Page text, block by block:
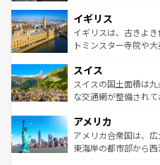
いる。シャンパンの発
香り高いラベンダー
らに、パリ以外の地
れる地方に足を運ぶ
きるだろう
を参照してほしい。
顔を持つこの国は、ど
ルリンの文化的活気
してライン川沿いの
は、お酒好きな人にはぜひ体
ドイツ情報はコンテ
イギリス
イギリスは、古きよ
トミンスター寺院や
リアごとに異なる魅
ティー、ビール好き
戦など、本場だから
ンツ一覧を参照してほ
スイス
スイスの国土面積は
な交通網が整備され
の建物がそのまま残る
博物館もあり、アルプ
ことができる。国民
アメリカ
アメリカ合衆国は、広
東海岸の都市部から